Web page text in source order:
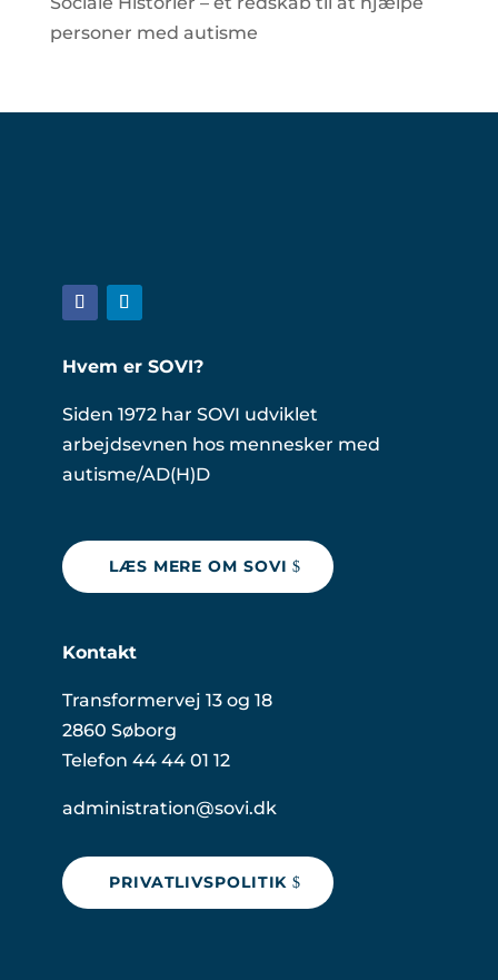
personer med autisme
Hvem er SOVI?
Siden 1972 har SOVI udviklet
arbejdsevnen hos mennesker med
autisme/AD(H)D
LÆS MERE OM SOVI
Kontakt
Transformervej 13 og 18
2860 Søborg
Telefon 44 44 01 12
administration@sovi.dk
PRIVATLIVSPOLITIK